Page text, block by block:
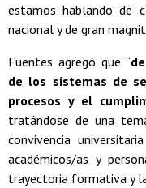
estamos hablando de
nacional y de gran
Fuentes agregó que “
de los sistemas de
procesos y el
tratándose de una
convivencia
académicos/as y
trayectoria formativa y